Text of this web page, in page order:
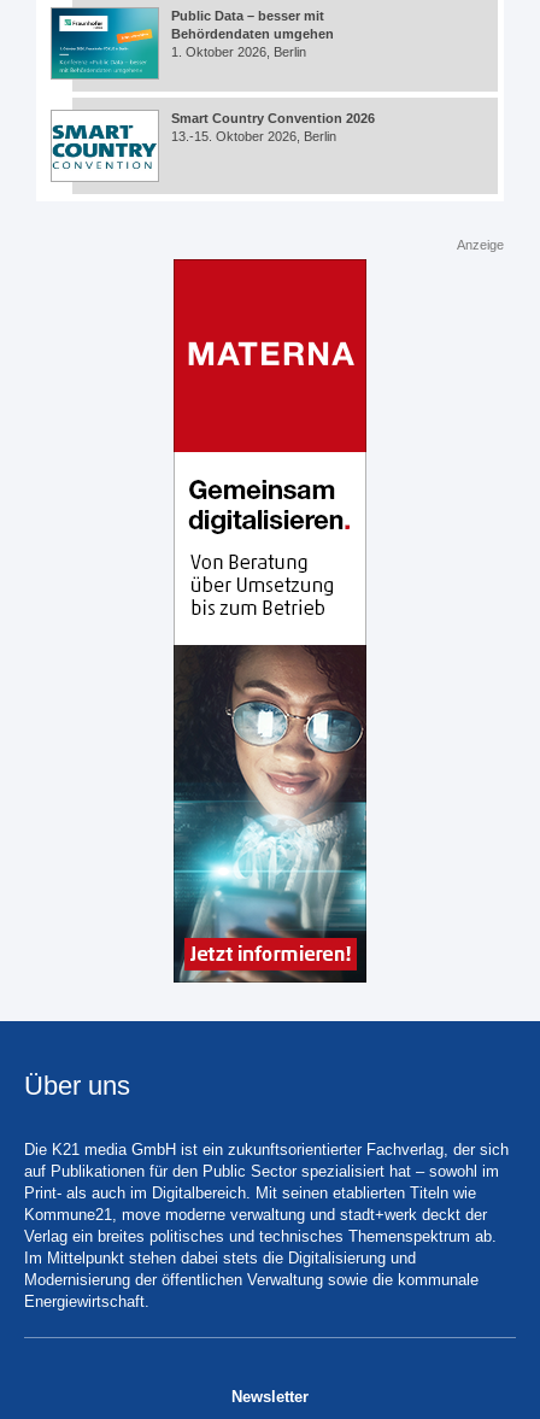
Public Data – besser mit
Behördendaten umgehen
1. Oktober 2026, Berlin
Smart Country Convention 2026
13.-15. Oktober 2026, Berlin
Anzeige
Über uns
Die K21 media GmbH ist ein zukunftsorientierter Fachverlag, der sich
auf Publikationen für den Public Sector spezialisiert hat – sowohl im
Print- als auch im Digitalbereich. Mit seinen etablierten Titeln wie
Kommune21, move moderne verwaltung und stadt+werk deckt der
Verlag ein breites politisches und technisches Themenspektrum ab.
Im Mittelpunkt stehen dabei stets die Digitalisierung und
Modernisierung der öffentlichen Verwaltung sowie die kommunale
Energiewirtschaft.
Newsletter